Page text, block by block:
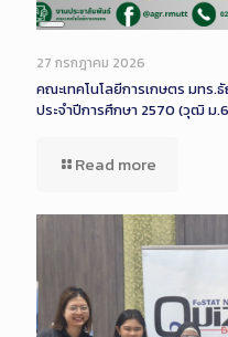
Long
Description
27 กรกฎาคม 2026
คณะเทคโนโลยีการเกษตร มทร
ประจำปีการศึกษา 2570 (วุฒิ ม
Read more